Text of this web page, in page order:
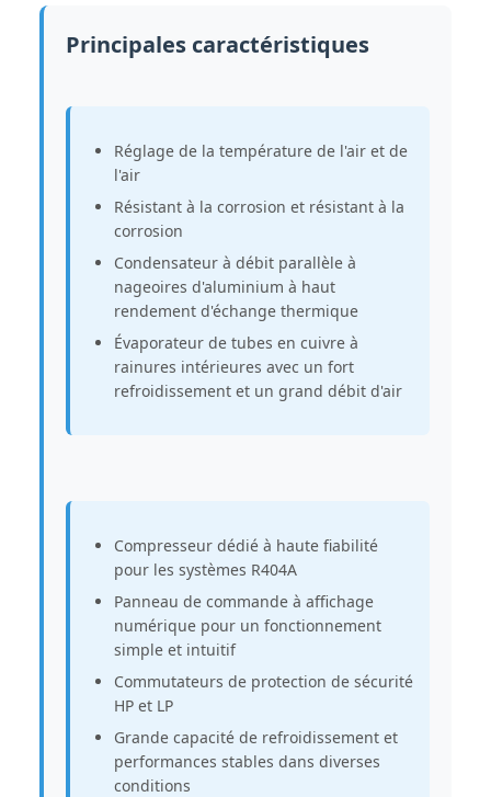
Principales caractéristiques
Réglage de la température de l'air et de
l'air
Résistant à la corrosion et résistant à la
corrosion
Condensateur à débit parallèle à
nageoires d'aluminium à haut
rendement d'échange thermique
Évaporateur de tubes en cuivre à
rainures intérieures avec un fort
refroidissement et un grand débit d'air
Compresseur dédié à haute fiabilité
pour les systèmes R404A
Panneau de commande à affichage
numérique pour un fonctionnement
simple et intuitif
Commutateurs de protection de sécurité
HP et LP
Grande capacité de refroidissement et
performances stables dans diverses
conditions